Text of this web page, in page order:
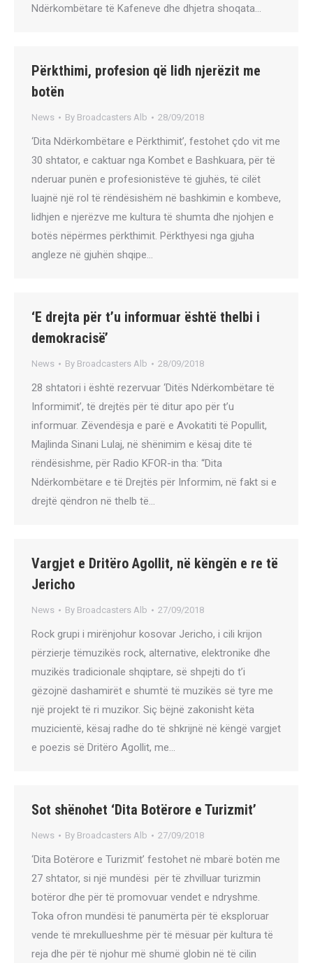
Ndërkombëtare të Kafeneve dhe dhjetra shoqata…
Përkthimi, profesion që lidh njerëzit me
botën
News By Broadcasters Alb 28/09/2018
‘Dita Ndërkombëtare e Përkthimit’, festohet çdo vit me
30 shtator, e caktuar nga Kombet e Bashkuara, për të
nderuar punën e profesionistëve të gjuhës, të cilët
luajnë një rol të rëndësishëm në bashkimin e kombeve,
lidhjen e njerëzve me kultura të shumta dhe njohjen e
botës nëpërmes përkthimit. Përkthyesi nga gjuha
angleze në gjuhën shqipe…
‘E drejta për t’u informuar është thelbi i
demokracisë’
News By Broadcasters Alb 28/09/2018
28 shtatori i është rezervuar ‘Ditës Ndërkombëtare të
Informimit’, të drejtës për të ditur apo për t’u
informuar. Zëvendësja e parë e Avokatiti të Popullit,
Majlinda Sinani Lulaj, në shënimim e kësaj dite të
rëndësishme, për Radio KFOR-in tha: “Dita
Ndërkombëtare e të Drejtës për Informim, në fakt si e
drejtë qëndron në thelb të…
Vargjet e Dritëro Agollit, në këngën e re të
Jericho
News By Broadcasters Alb 27/09/2018
Rock grupi i mirënjohur kosovar Jericho, i cili krijon
përzierje tëmuzikës rock, alternative, elektronike dhe
muzikës tradicionale shqiptare, së shpejti do t’i
gëzojnë dashamirët e shumtë të muzikës së tyre me
një projekt të ri muzikor. Siç bëjnë zakonisht këta
muzicientë, kësaj radhe do të shkrijnë në këngë vargjet
e poezis së Dritëro Agollit, me…
Sot shënohet ‘Dita Botërore e Turizmit’
News By Broadcasters Alb 27/09/2018
‘Dita Botërore e Turizmit’ festohet në mbarë botën me
27 shtator, si një mundësi për të zhvilluar turizmin
botëror dhe për të promovuar vendet e ndryshme.
Toka ofron mundësi të panumërta për të eksploruar
vende të mrekullueshme për të mësuar për kultura të
reja dhe për të njohur më shumë globin në të cilin